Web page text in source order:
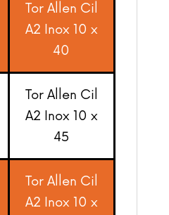
Tor Allen Cil
A2 Inox 10 x
40
Tor Allen Cil
A2 Inox 10 x
45
Tor Allen Cil
A2 Inox 10 x